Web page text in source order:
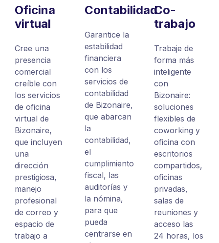
Oficina
virtual
Cree una
presencia
comercial
creíble con
los servicios
de oficina
virtual de
Bizonaire,
que incluyen
una
dirección
prestigiosa,
manejo
profesional
de correo y
espacio de
trabajo a
Contabilidad
Garantice la
estabilidad
financiera
con los
servicios de
contabilidad
de Bizonaire,
que abarcan
la
contabilidad,
el
cumplimiento
fiscal, las
auditorías y
la nómina,
para que
pueda
centrarse en
Co-
trabajo
Trabaje de
forma más
inteligente
con
Bizonaire:
soluciones
flexibles de
coworking y
oficina con
escritorios
compartidos,
oficinas
privadas,
salas de
reuniones y
acceso las
24 horas, los